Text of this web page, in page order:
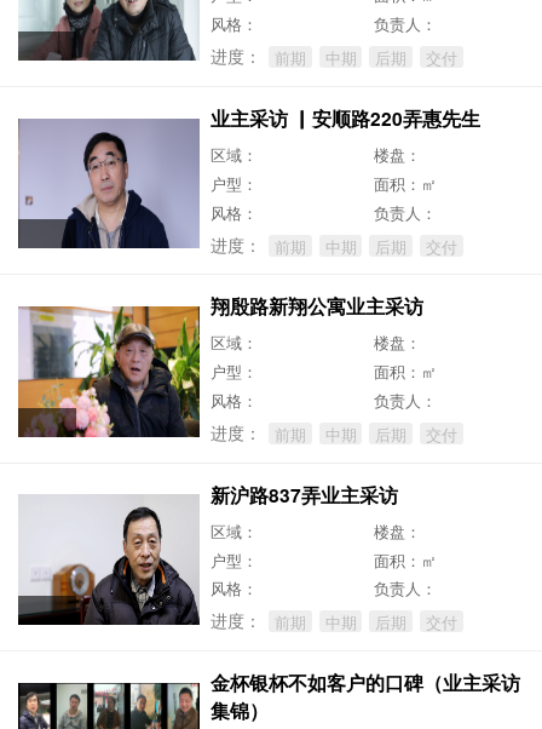
风格：
负责人：
进度： 前期 中期 后期 交付
业主采访 ▏安顺路220弄惠先生
区域：
楼盘：
户型：
面积：㎡
风格：
负责人：
进度： 前期 中期 后期 交付
翔殷路新翔公寓业主采访
区域：
楼盘：
户型：
面积：㎡
风格：
负责人：
进度： 前期 中期 后期 交付
新沪路837弄业主采访
区域：
楼盘：
户型：
面积：㎡
风格：
负责人：
进度： 前期 中期 后期 交付
金杯银杯不如客户的口碑（业主采访
集锦）